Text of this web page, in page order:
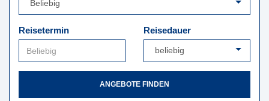
Reisetermin Reisedauer
ANGEBOTE FINDEN